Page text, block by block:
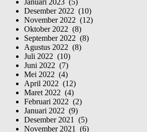
Desember 2022 (10)
November 2022 (12)
Oktober 2022 (8)
September 2022 (8)
Agustus 2022 (8)
Juli 2022 (10)
Juni 2022 (7)
Mei 2022 (4)
April 2022 (12)
Maret 2022 (4)
Februari 2022 (2)
Januari 2022 (9)
Desember 2021 (5)
November 2021 (6)